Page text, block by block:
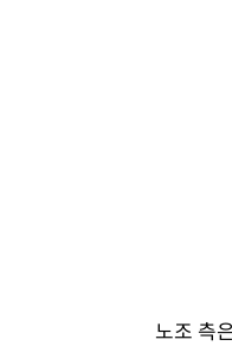
노조 측